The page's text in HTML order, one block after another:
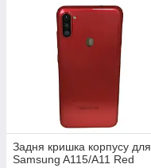
Задня кришка корпусу для
Samsung A115/A11 Red